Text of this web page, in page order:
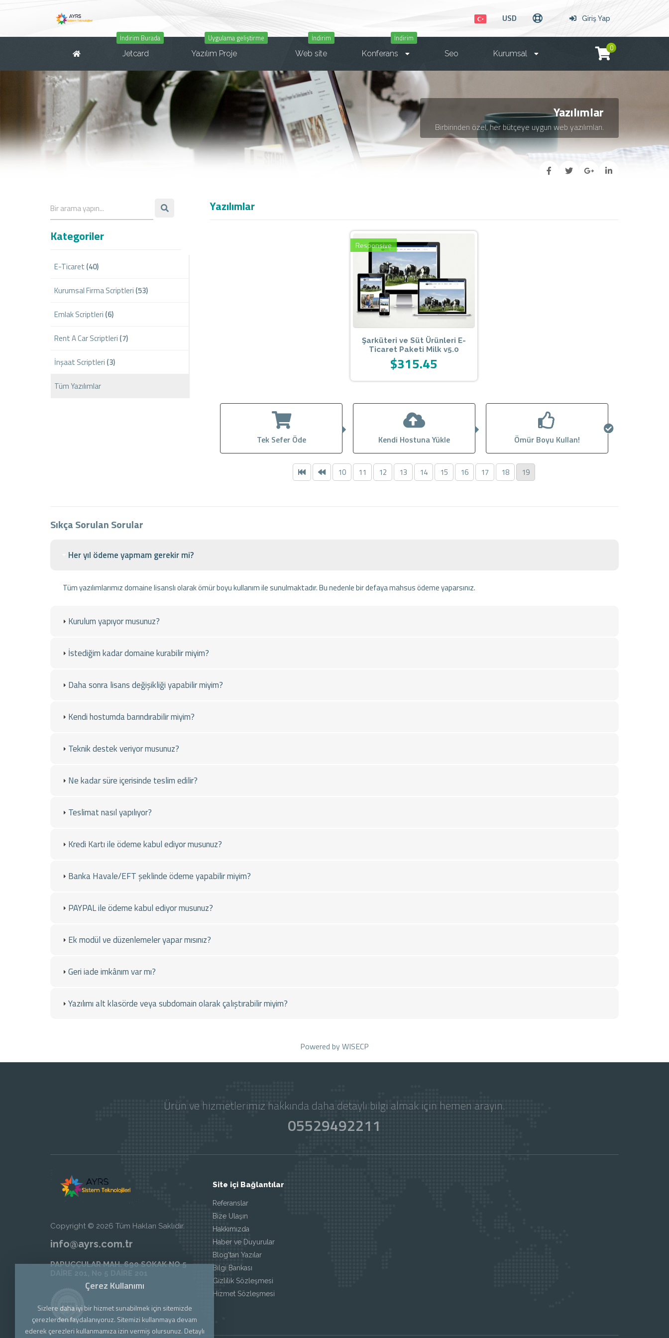
Giriş Yap
USD
İndirim Burada
Jetcard
Uygulama geliştirme
Yazılım Proje
İndirim
Web site
İndirim
Konferans Seo Kurumsal
0
Yazılımlar
Birbirinden özel, her bütçeye uygun web yazılımları.
Yazılımlar
Responsive
Şarküteri ve Süt Ürünleri E-
Ticaret Paketi Milk v5.0
$315.45
Tek Sefer Öde Kendi Hostuna Yükle Ömür Boyu Kullan!
10 11 12 13 14 15 16 17 18 19
Kategoriler
E-Ticaret (40)
Kurumsal Firma Scriptleri (53)
Emlak Scriptleri (6)
Rent A Car Scriptleri (7)
İnşaat Scriptleri (3)
Tüm Yazılımlar
Sıkça Sorulan Sorular
Her yıl ödeme yapmam gerekir mi?
Tüm yazılımlarımız domaine lisanslı olarak ömür boyu kullanım ile sunulmaktadır. Bu nedenle bir defaya mahsus ödeme yaparsınız.
Kurulum yapıyor musunuz?
İstediğim kadar domaine kurabilir miyim?
Daha sonra lisans değişikliği yapabilir miyim?
Kendi hostumda barındırabilir miyim?
Teknik destek veriyor musunuz?
Ne kadar süre içerisinde teslim edilir?
Teslimat nasıl yapılıyor?
Kredi Kartı ile ödeme kabul ediyor musunuz?
Banka Havale/EFT şeklinde ödeme yapabilir miyim?
PAYPAL ile ödeme kabul ediyor musunuz?
Ek modül ve düzenlemeler yapar mısınız?
Geri iade imkânım var mı?
Yazılımı alt klasörde veya subdomain olarak çalıştırabilir miyim?
Powered byWISECP
Ürün ve hizmetlerimiz hakkında daha detaylı bilgi almak için hemen arayın.
05529492211
Copyright © 2026 Tüm Hakları Saklıdır.
info@ayrs.com.tr
PAPUÇÇULAR MAH. 690 SOKAK NO 5
Site içi Bağlantılar
Referanslar
Bize Ulaşın
Hakkımızda
Haber ve Duyurular
Blog'tan Yazılar
Bilgi Bankası
Gizlilik Sözleşmesi
Hizmet Sözleşmesi
Çerez Kullanımı
Sizlere daha iyi bir hizmet sunabilmek için sitemizde
çerezlerden faydalanıyoruz. Sitemizi kullanmaya devam
ederek çerezleri kullanmamıza izin vermiş olursunuz. Detaylı